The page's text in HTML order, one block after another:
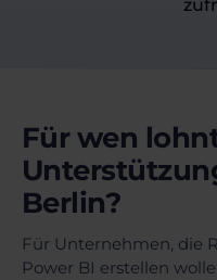
Für wen
Berlin?
Für Unternehmen, die
Power BI erstellen